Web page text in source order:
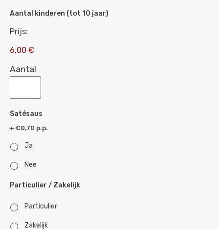
Aantal kinderen (tot 10 jaar)
Prijs:
6,00 €
Aantal
Satésaus
+ €0,70 p.p.
Ja
Nee
Particulier / Zakelijk
Particulier
Zakelijk